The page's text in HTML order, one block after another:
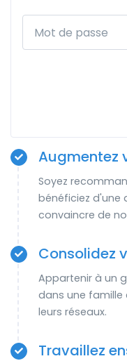
Augmentez
Soyez
bénéficiez d'une
convaincre de
Consolidez
Appartenir à un
dans une famille
leurs réseaux.
Travaillez